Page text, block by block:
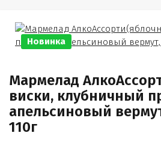
Новинка
Мармелад
виски, клубничный
апельсиновый
110г